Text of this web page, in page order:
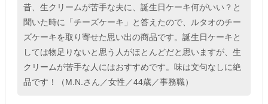
昔、生クリームが苦手な夫に、誕生日ケーキ何がいい？と
聞いた時に「チーズケーキ」と答えたので、ルタオのチー
ズケーキを取り寄せた思い出の商品です。誕生日ケーキと
しては物足りないと思う人がほとんどだと思いますが、生
クリームが苦手な人にはおすすめです。味は文句なしに絶
品です！（M.N.さん／女性／44歳／事務職）